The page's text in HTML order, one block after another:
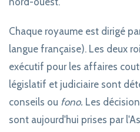
Chaque royaume est dirigé
langue française). Les deux
exécutif pour les affaires
législatif et judiciaire sont
conseils ou fono. Les
sont aujourd'hui prises par